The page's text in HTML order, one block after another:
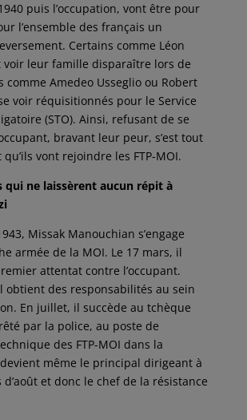
puis l’occupation, vont être pour
l’ensemble des français un
Certains comme Léon
voir leur famille disparaître lors de
comme Amedeo Usseglio ou Robert
voir réquisitionnés pour le Service
(STO). Ainsi, refusant de se
bravant leur peur, s’est tout
vont rejoindre les FTP-MOI.
qui ne laissèrent aucun répit à
Missak Manouchian s’engage
armée de la MOI. Le 17 mars, il
attentat contre l’occupant.
obtient des responsabilités au sein
En juillet, il succède au tchèque
par la police, au poste de
des FTP-MOI dans la
même le principal dirigeant à
et donc le chef de la résistance